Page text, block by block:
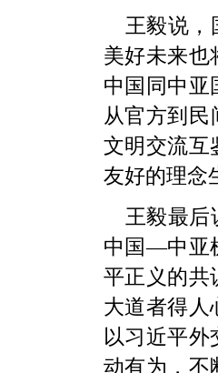
王毅说，
美好未来也
中国同中亚
从官方到
文明交流
友好的理念
王毅最后
中国—中亚
平正义的共
大道者得人
以习近平
动有为，不